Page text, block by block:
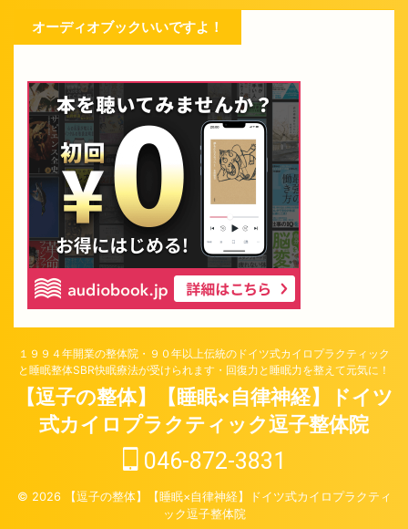
オーディオブックいいですよ！
１９９４年開業の整体院・９０年以上伝統のドイツ式カイロプラクティック
と睡眠整体SBR快眠療法が受けられます・回復力と睡眠力を整えて元気に！
【逗子の整体】【睡眠×自律神経】ドイツ
式カイロプラクティック逗子整体院
046-872-3831
© 2026 【逗子の整体】【睡眠×自律神経】ドイツ式カイロプラクティ
ック逗子整体院